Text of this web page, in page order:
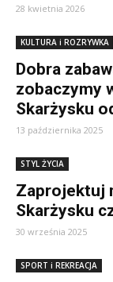
28 kwietnia 2026
KULTURA i ROZRYWKA
Dobra
zobaczymy
Skarżysku
13 października 2025
STYL ŻYCIA
Zaprojektuj
Skarżysku
30 września 2025
SPORT i REKREACJA